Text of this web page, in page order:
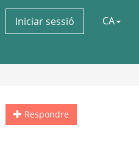
Iniciar sessió CA
Respondre